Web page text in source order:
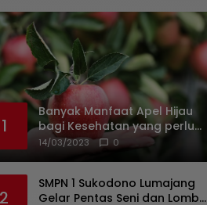
1
Banyak Manfaat Apel Hijau
bagi Kesehatan yang perlu
Anda ketahui
14/03/2023 0
2
SMPN 1 Sukodono Lumajang
Gelar Pentas Seni dan Lomba